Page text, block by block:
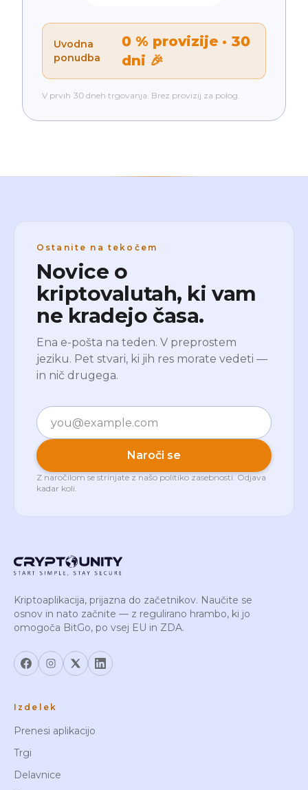
Uvodna
ponudba
0 % provizije · 30
dni 🎉
V prvih 30 dneh trgovanja. Brez provizij za polog.
Ostanite na tekočem
Novice o
kriptovalutah, ki vam
ne kradejo časa.
Ena e-pošta na teden. V preprostem
jeziku. Pet stvari, ki jih res morate vedeti —
in nič drugega.
E-pošta
Naroči se
Z naročilom se strinjate z našo politiko zasebnosti. Odjava
kadar koli.
Kriptoaplikacija, prijazna do začetnikov. Naučite se
osnov in nato začnite — z regulirano hrambo, ki jo
omogoča BitGo, po vsej EU in ZDA.
Izdelek
Prenesi aplikacijo
Trgi
Delavnice